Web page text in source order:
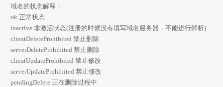
域名的状态解释：
ok 正常状态
inactive 非激活状态(注册的时候没有填写域名服务器，不能进行解析)
clientDeleteProhibited 禁止删除
serverDeleteProhibited 禁止删除
clientUpdateProhibited 禁止修改
serverUpdateProhibited 禁止修改
pendingDelete 正在删除过程中